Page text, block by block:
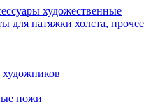
художественные
для натяжки холста, прочее
ножи